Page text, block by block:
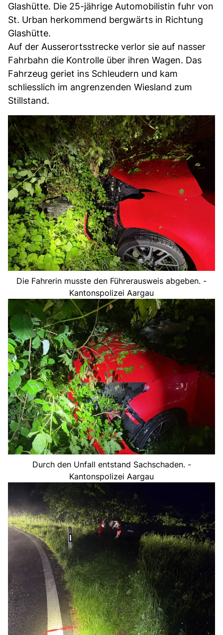
Glashütte. Die 25-jährige Automobilistin fuhr von
St. Urban herkommend bergwärts in Richtung
Glashütte.
Auf der Ausserortsstrecke verlor sie auf nasser
Fahrbahn die Kontrolle über ihren Wagen. Das
Fahrzeug geriet ins Schleudern und kam
schliesslich im angrenzenden Wiesland zum
Stillstand.
Die Fahrerin musste den Führerausweis abgeben. -
Kantonspolizei Aargau
Durch den Unfall entstand Sachschaden. -
Kantonspolizei Aargau